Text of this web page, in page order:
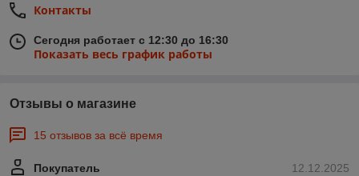
Контакты
Сегодня работает с 12:30 до 16:30
Показать весь график работы
Отзывы о магазине
15 отзывов за всё время
12.12.2025
Покупатель